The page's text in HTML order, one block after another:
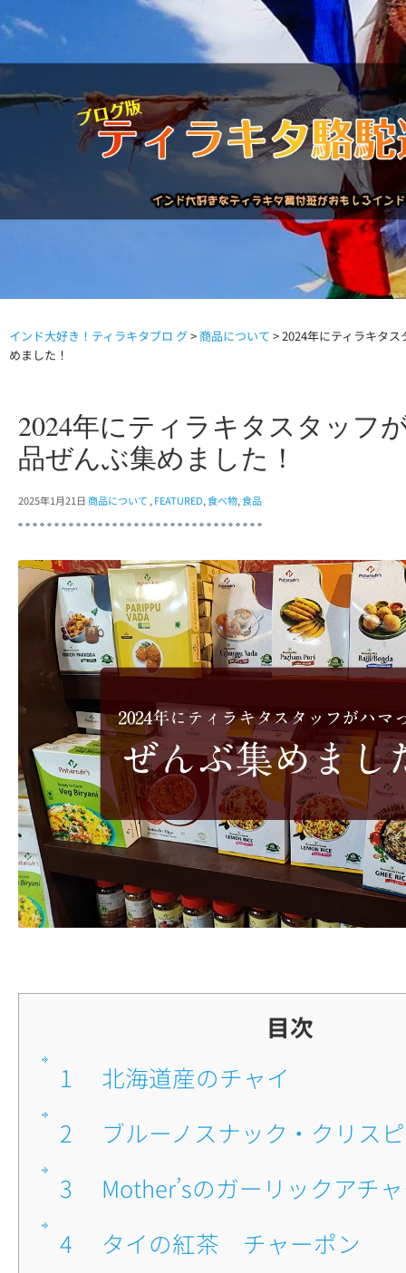
駱駝通信バックナンバー
インド大好き！ティラキタブロ グ> 商品について >2024年にティラキタ
めました！
2024年にティラキタスタッフ
品ぜんぶ集めました！
2025年1月21日商品について , FEATURED,食べ物,食品
目次
1
■北海道産のチャイ
2
■ブルーノスナック・クリス
3
■Mother’sのガーリックアチ
4
■タイの紅茶 チャーポン